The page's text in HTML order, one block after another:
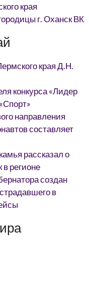
края
г. Оханск ВК
края Д.Н.
конкурса «Лидер
направления
составляет
рассказал о
в регионе
создан
в